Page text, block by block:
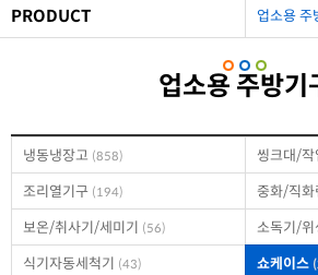
PRODUCT 업소용 주
업소용 주방기
냉동냉장고 (858) 씽크대/
조리열기구 (194) 중화/직화
보온/취사기/세미기 (56) 소독기/위
식기자동세척기 (43) 쇼케이스